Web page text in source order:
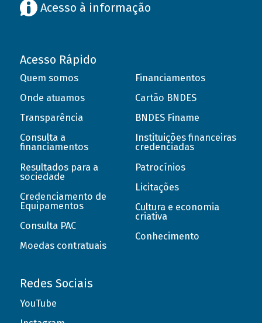
Acesso à informação
Acesso Rápido
Quem somos
Onde atuamos
Transparência
Consulta a
financiamentos
Resultados para a
sociedade
Credenciamento de
Equipamentos
Consulta PAC
Moedas contratuais
Financiamentos
Cartão BNDES
BNDES Finame
Instituições financeiras
credenciadas
Patrocínios
Licitações
Cultura e economia
criativa
Conhecimento
Redes Sociais
YouTube